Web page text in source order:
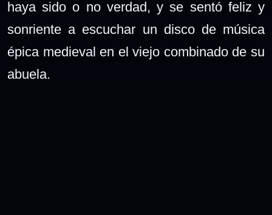
haya sido o no verdad, y se sentó feliz y
sonriente a escuchar un disco de música
épica medieval en el viejo combinado de su
abuela.